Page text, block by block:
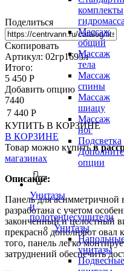
комплекты
Массаж
общий
Массаж
тела
Массаж
спины
Массаж
шиацу
Массаж
ног
Подсветка
опции
Унитазы
и
полотенцесушители
Унитазы
унитазы
Подвесные
Поделиться
Скопировать
Артикул: 02гр1695л
Итого:
5 450 Р
Добавить опцию
7440
7 440 Р
КУПИТЬ В КОРЗИНЕ
В КОРЗИНЕ
Товар можно купитьв
магазинах
Описание:
Панель для
разработана с учетом
законченный и целостный
прекрасно дополняют
того, панель легко
затруднений обеспечить